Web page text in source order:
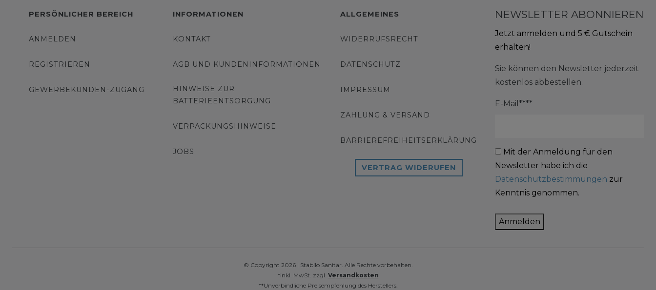
PERSÖNLICHER BEREICH
ANMELDEN
REGISTRIEREN
GEWERBEKUNDEN-ZUGANG
INFORMATIONEN
KONTAKT
AGB UND KUNDENINFORMATIONEN
HINWEISE ZUR
BATTERIEENTSORGUNG
VERPACKUNGSHINWEISE
JOBS
ALLGEMEINES
WIDERRUFSRECHT
DATENSCHUTZ
IMPRESSUM
ZAHLUNG & VERSAND
BARRIEREFREIHEITSERKLÄRUNG
VERTRAG WIDERUFEN
NEWSLETTER ABONNIEREN
Jetzt anmelden und 5 € Gutschein
erhalten!
Sie können den Newsletter jederzeit
kostenlos abbestellen.
E-Mail****
Mit der Anmeldung für den
Newsletter habe ich die
Datenschutzbestimmungen zur
Kenntnis genommen.
Anmelden
© Copyright 2026 | Stabilo Sanitär. Alle Rechte vorbehalten.
*inkl. MwSt. zzgl. Versandkosten
**Unverbindliche Preisempfehlung des Herstellers.